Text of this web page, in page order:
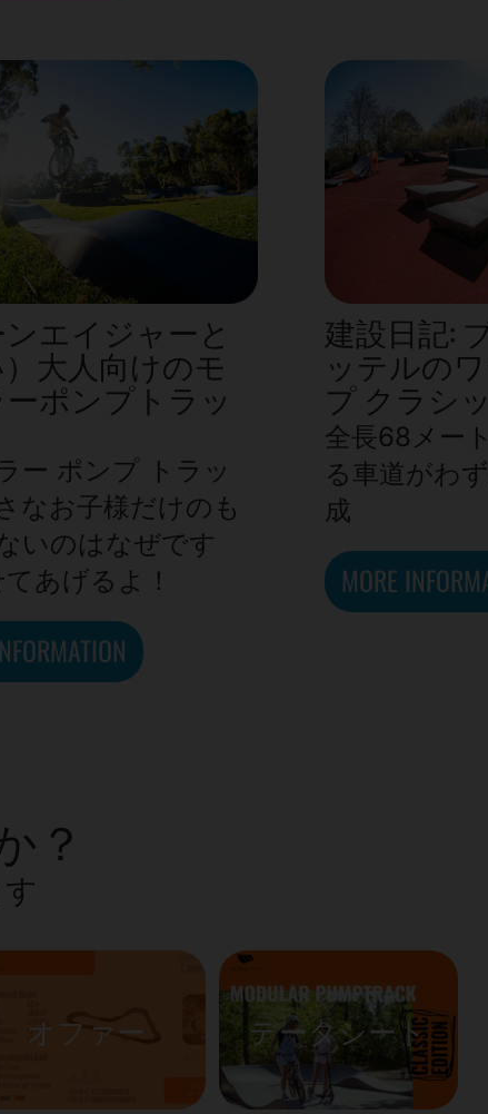
エイジャーと
大人向けのモ
ポンプトラッ
ー ポンプ トラッ
なお子様だけのも
いのはなぜです
あげるよ！
建設日記:
ッテルの
プ クラシ
全長68メー
る車道がわ
成
MORE
？
オファー データシート